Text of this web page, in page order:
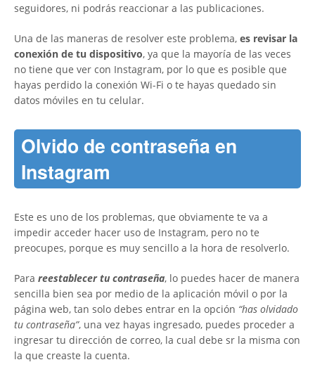
seguidores, ni podrás reaccionar a las publicaciones.
Una de las maneras de resolver este problema, es revisar la
conexión de tu dispositivo, ya que la mayoría de las veces
no tiene que ver con Instagram, por lo que es posible que
hayas perdido la conexión Wi-Fi o te hayas quedado sin
datos móviles en tu celular.
Olvido de contraseña en
Instagram
Este es uno de los problemas, que obviamente te va a
impedir acceder hacer uso de Instagram, pero no te
preocupes, porque es muy sencillo a la hora de resolverlo.
Para reestablecer tu contraseña, lo puedes hacer de manera
sencilla bien sea por medio de la aplicación móvil o por la
página web, tan solo debes entrar en la opción “has olvidado
tu contraseña”, una vez hayas ingresado, puedes proceder a
ingresar tu dirección de correo, la cual debe sr la misma con
la que creaste la cuenta.